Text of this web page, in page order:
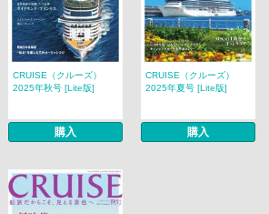
CRUISE（クルーズ）
2025年秋号 [Lite版]
購入
CRUISE（クルーズ）
2025年夏号 [Lite版]
購入